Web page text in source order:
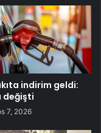
indirim geldi:
değişti
7, 2026